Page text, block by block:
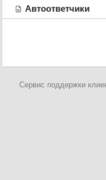
Автоответчики
Сервис поддержки